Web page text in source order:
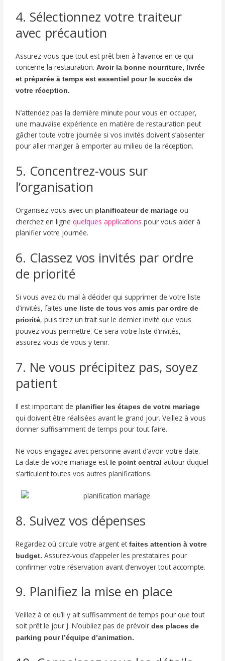
4. Sélectionnez votre traiteur
avec précaution
Assurez-vous que tout est prêt bien à l’avance en ce qui
concerne la restauration.Avoir la bonne nourriture, livrée
et préparée à temps est essentiel pour le succès de
votre réception.
N’attendez pas la dernière minute pour vous en occuper,
une mauvaise expérience en matière de restauration peut
gâcher toute votre journée si vos invités doivent s’absenter
pour aller manger à emporter au milieu de la réception.
5. Concentrez-vous sur
l’organisation
Organisez-vous avec un planificateur de mariage ou
cherchez en lignequelques applications pour vous aider à
planifier votre journée.
6. Classez vos invités par ordre
de priorité
Si vous avez du mal à décider qui supprimer de votre liste
d’invités, faitesune liste de tous vos amis par ordre de
priorité, puis tirez un trait sur le dernier invité que vous
pouvez vous permettre. Ce sera votre liste d’invités,
assurez-vous de vous y tenir.
7. Ne vous précipitez pas, soyez
patient
Il est important de planifier les étapes de votre mariage
qui doivent être réalisées avant le grand jour. Veillez à vous
donner suffisamment de temps pour tout faire.
Ne vous engagez avec personne avant d’avoir votre date.
La date de votre mariage est le point central autour duquel
s’articulent toutes vos autres planifications.
8. Suivez vos dépenses
Regardez où circule votre argent etfaites attention à votre
budget. Assurez-vous d’appeler les prestataires pour
confirmer votre réservation avant d’envoyer tout accompte.
9. Planifiez la mise en place
Veillez à ce qu’il y ait suffisamment de temps pour que tout
soit prêt le jour J. N’oubliez pas de prévoirdes places de
parking pour l’équipe d’animation.